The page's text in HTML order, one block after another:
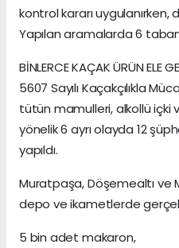
kontrol kararı uygulanırken,
Yapılan aramalarda 6
BİNLERCE KAÇAK ÜRÜN ELE
5607 Sayılı Kaçakçılıkla
tütün mamulleri, alkollü içki
yönelik 6 ayrı olayda 12
yapıldı.
Muratpaşa, Döşemealtı ve
depo ve ikametlerde
5 bin adet makaron,